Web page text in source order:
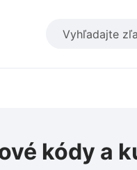
kódy a